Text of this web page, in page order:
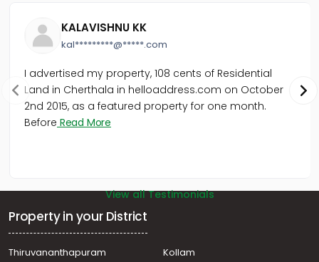
KALAVISHNU KK
kal*********@*****.com
I advertised my property, 108 cents of Residential
Land in Cherthala in helloaddress.com on October
2nd 2015, as a featured property for one month.
Before Read More
View all Testimonials
Property in your District
Thiruvananthapuram
Kollam